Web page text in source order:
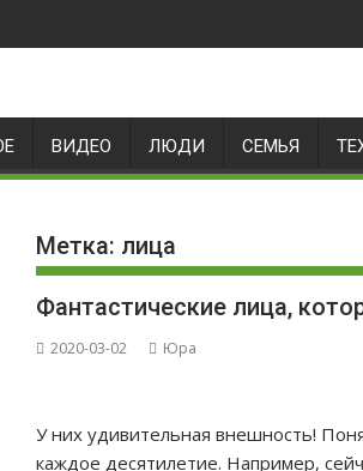
ВИДЕО ЛЮДИ СЕМЬЯ
Метка: лица
Фантастические лица,
2020-03-02 Юра
У них удивительная внешность!
каждое десятилетие. Например,